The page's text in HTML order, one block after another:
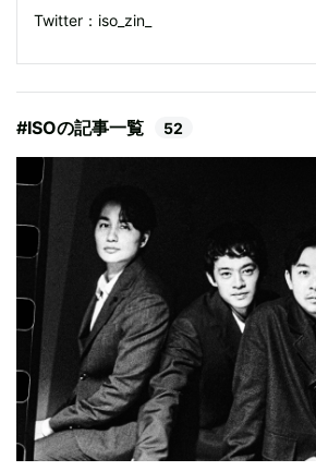
Twitter： iso_zin_
#ISOの記事一覧 52